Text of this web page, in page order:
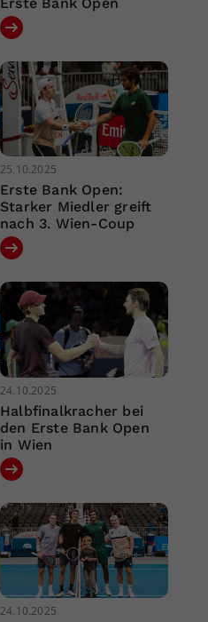
25.10.2025
Erste Bank Open:
Starker Miedler greift
nach 3. Wien-Coup
24.10.2025
Halbfinalkracher bei
den Erste Bank Open
in Wien
24.10.2025